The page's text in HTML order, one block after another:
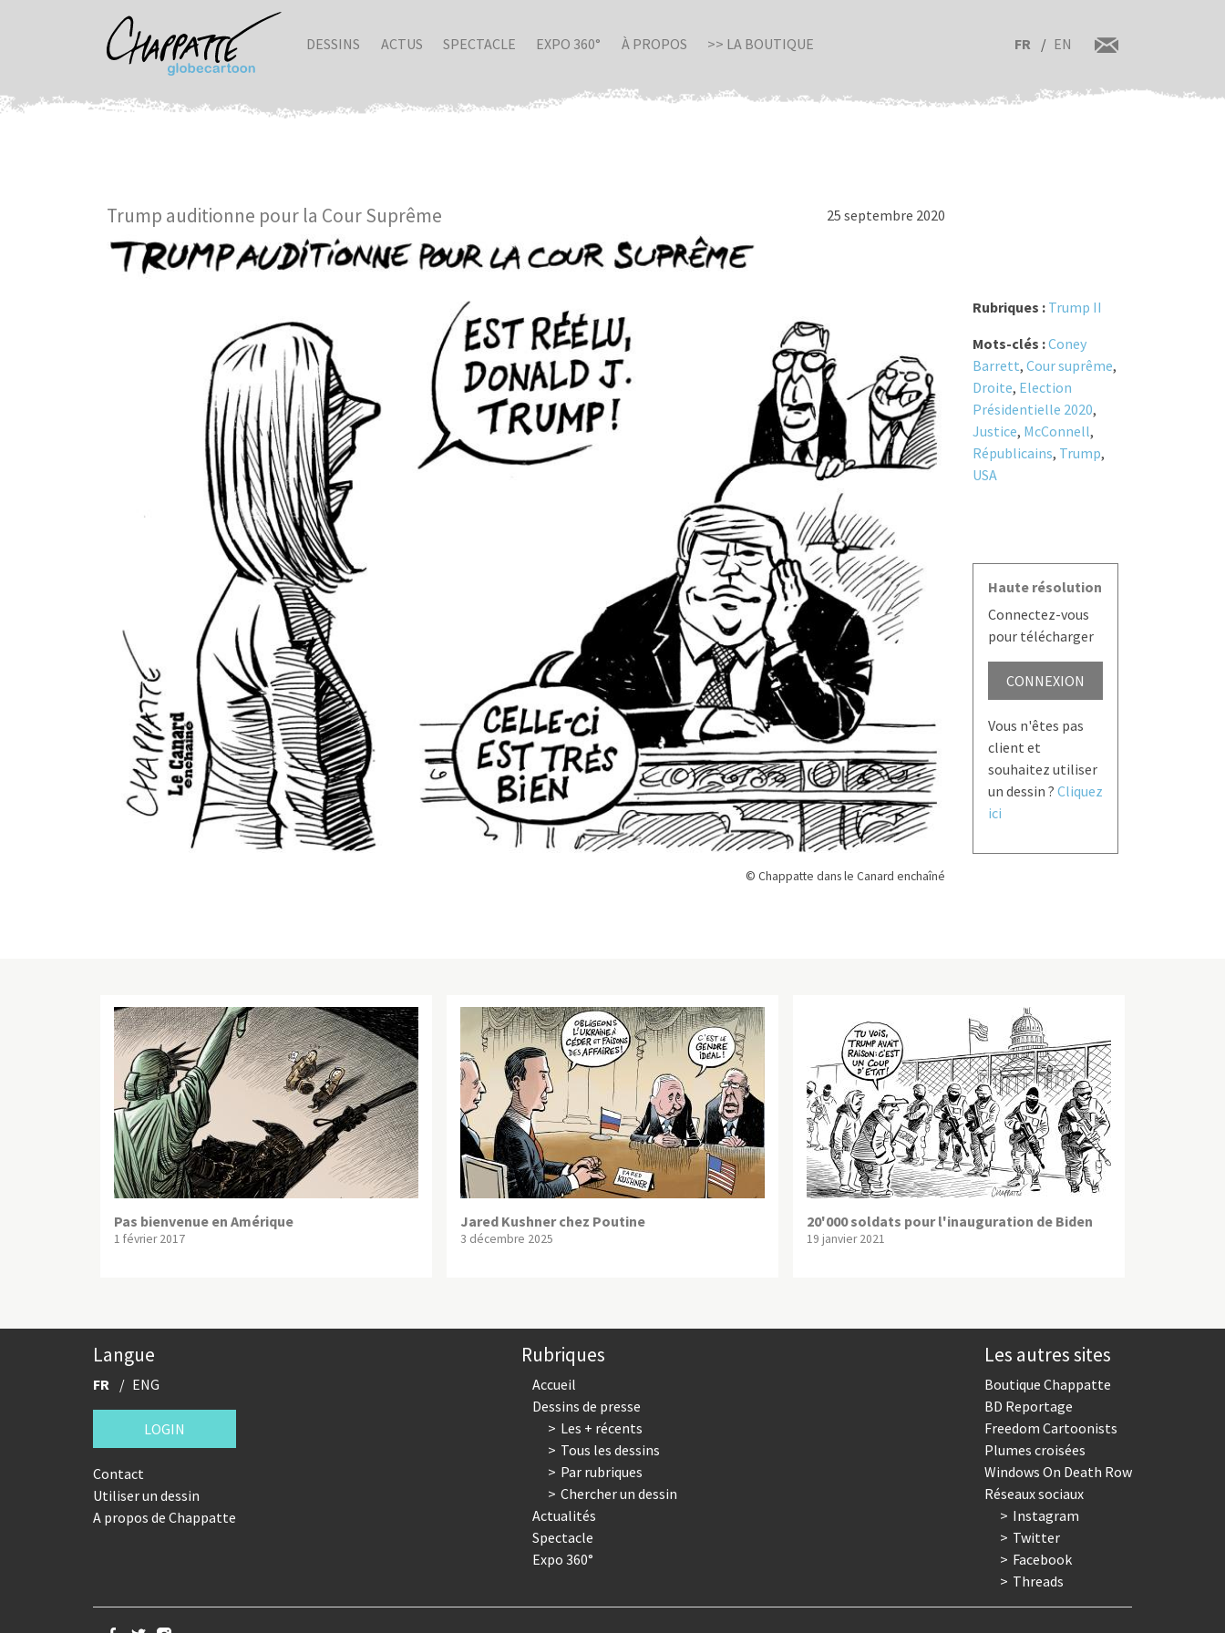
DESSINS ACTUS SPECTACLE EXPO 360° À PROPOS >> LA BOUTIQUE FR EN
Trump auditionne pour la Cour Suprême 25 septembre 2020
© Chappatte dans le Canard enchaîné
Rubriques : Trump II
Mots-clés :Coney
Barrett, Cour suprême,
Droite, Election
Présidentielle 2020,
Justice, McConnell,
Républicains, Trump,
USA
Haute résolution
Connectez-vous
pour télécharger
CONNEXION
Vous n'êtes pas
client et
souhaitez utiliser
un dessin ? Cliquez
ici
Pas bienvenue en Amérique
1 février 2017
Jared Kushner chez Poutine
3 décembre 2025
20'000 soldats pour l'inauguration de Biden
19 janvier 2021
Langue
FR ENG
LOGIN
Contact
Utiliser un dessin
A propos de Chappatte
Rubriques
Accueil
Dessins de presse
Les + récents
Tous les dessins
Par rubriques
Chercher un dessin
Actualités
Spectacle
Expo 360°
Les autres sites
Boutique Chappatte
BD Reportage
Freedom Cartoonists
Plumes croisées
Windows On Death Row
Réseaux sociaux
Instagram
Twitter
Facebook
Threads